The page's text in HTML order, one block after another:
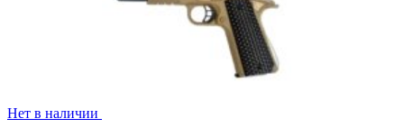
Нет в наличии